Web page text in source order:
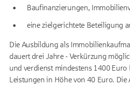
Baufinanzierungen,
eine zielgerichtete Beteiligung
Die Ausbildung als
dauert drei Jahre - Verkürzung
und verdienst mindestens 1400
Leistungen in Höhe von 40 Euro.